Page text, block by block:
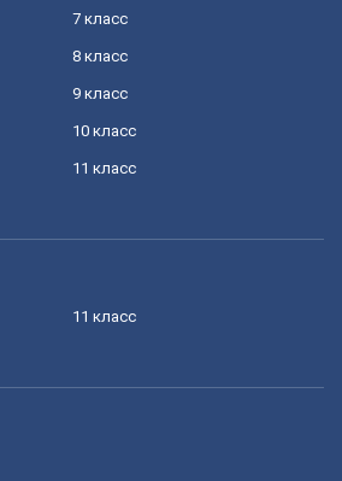
7 класс
8 класс
9 класс
10 класс
11 класс
11 класс